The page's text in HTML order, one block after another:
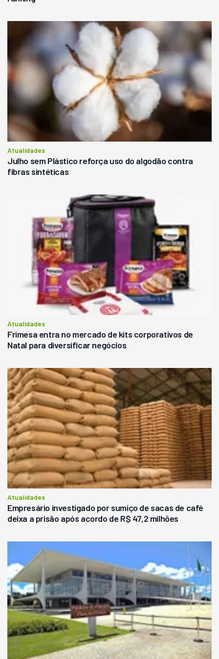
Atualidades
Julho sem Plástico reforça uso do algodão contra
fibras sintéticas
Atualidades
Frimesa entra no mercado de kits corporativos de
Natal para diversificar negócios
Atualidades
Empresário investigado por sumiço de sacas de café
deixa a prisão após acordo de R$ 47,2 milhões